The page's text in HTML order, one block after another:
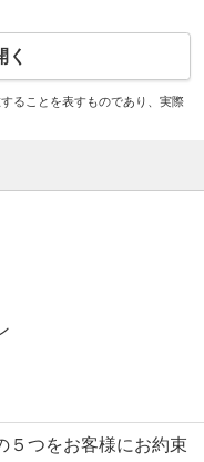
く
ることを表すものであり、実際
５つをお客様にお約束